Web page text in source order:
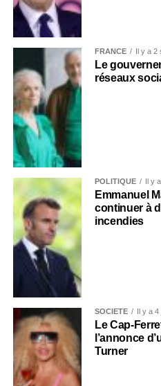
FRANCE Il y a 2
Le
réseaux
POLITIQUE Il y
Emmanuel
continuer à
incendies
SOCIÉTÉ Il y a 4
Le Cap-
l’annonce
Turner